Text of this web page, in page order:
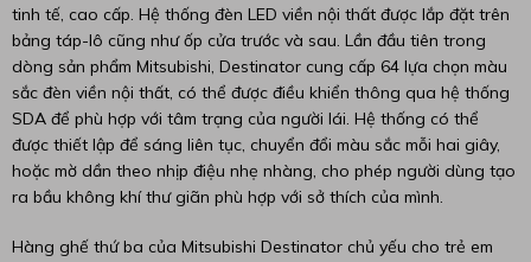
tinh tế, cao cấp. Hệ thống đèn LED viền nội thất được lắp đặt trên
bảng táp-lô cũng như ốp cửa trước và sau. Lần đầu tiên trong
dòng sản phẩm Mitsubishi, Destinator cung cấp 64 lựa chọn màu
sắc đèn viền nội thất, có thể được điều khiển thông qua hệ thống
SDA để phù hợp với tâm trạng của người lái. Hệ thống có thể
được thiết lập để sáng liên tục, chuyển đổi màu sắc mỗi hai giây,
hoặc mờ dần theo nhịp điệu nhẹ nhàng, cho phép người dùng tạo
ra bầu không khí thư giãn phù hợp với sở thích của mình.
Hàng ghế thứ ba của Mitsubishi Destinator chủ yếu cho trẻ em